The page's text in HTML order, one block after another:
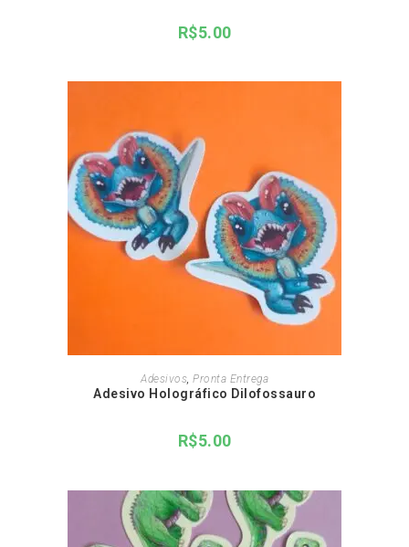
R$5.00
ADICIONAR AO CARRINHO
Adesivos, Pronta Entrega
Adesivo Holográfico Dilofossauro
R$5.00